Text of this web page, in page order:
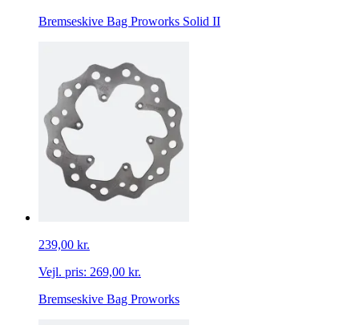
Bremseskive Bag Proworks Solid II
239,00 kr.
Vejl. pris: 269,00 kr.
Bremseskive Bag Proworks